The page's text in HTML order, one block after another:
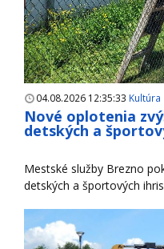
04.08.2026 12:35:33
Nové oplotenia
detských a
Mestské služby Brezno
detských a športových